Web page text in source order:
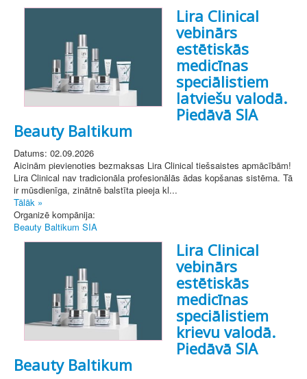
Lira Clinical
vebinārs
estētiskās
medicīnas
speciālistiem
latviešu valodā.
Piedāvā SIA
Beauty Baltikum
Datums: 02.09.2026
Aicinām pievienoties bezmaksas Lira Clinical tiešsaistes apmācībām!
Lira Clinical nav tradicionāla profesionālās ādas kopšanas sistēma. Tā
ir mūsdienīga, zinātnē balstīta pieeja kl...
Tālāk »
Organizē kompānija:
Beauty Baltikum SIA
Lira Clinical
vebinārs
estētiskās
medicīnas
speciālistiem
krievu valodā.
Piedāvā SIA
Beauty Baltikum